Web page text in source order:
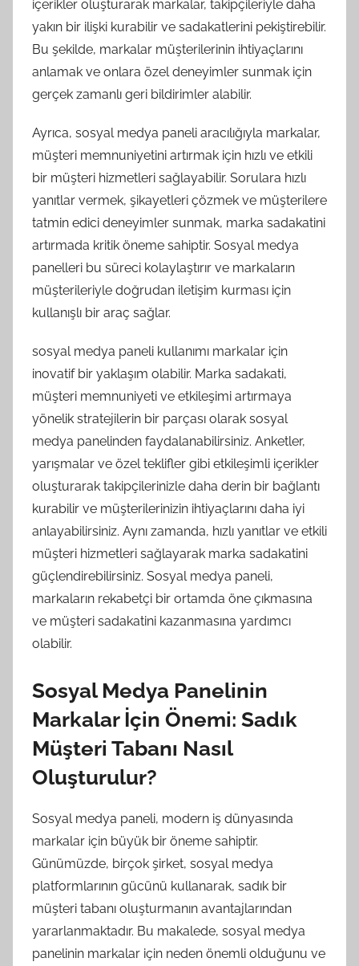
içerikler oluşturarak markalar, takipçileriyle daha
yakın bir ilişki kurabilir ve sadakatlerini pekiştirebilir.
Bu şekilde, markalar müşterilerinin ihtiyaçlarını
anlamak ve onlara özel deneyimler sunmak için
gerçek zamanlı geri bildirimler alabilir.
Ayrıca, sosyal medya paneli aracılığıyla markalar,
müşteri memnuniyetini artırmak için hızlı ve etkili
bir müşteri hizmetleri sağlayabilir. Sorulara hızlı
yanıtlar vermek, şikayetleri çözmek ve müşterilere
tatmin edici deneyimler sunmak, marka sadakatini
artırmada kritik öneme sahiptir. Sosyal medya
panelleri bu süreci kolaylaştırır ve markaların
müşterileriyle doğrudan iletişim kurması için
kullanışlı bir araç sağlar.
sosyal medya paneli kullanımı markalar için
inovatif bir yaklaşım olabilir. Marka sadakati,
müşteri memnuniyeti ve etkileşimi artırmaya
yönelik stratejilerin bir parçası olarak sosyal
medya panelinden faydalanabilirsiniz. Anketler,
yarışmalar ve özel teklifler gibi etkileşimli içerikler
oluşturarak takipçilerinizle daha derin bir bağlantı
kurabilir ve müşterilerinizin ihtiyaçlarını daha iyi
anlayabilirsiniz. Aynı zamanda, hızlı yanıtlar ve etkili
müşteri hizmetleri sağlayarak marka sadakatini
güçlendirebilirsiniz. Sosyal medya paneli,
markaların rekabetçi bir ortamda öne çıkmasına
ve müşteri sadakatini kazanmasına yardımcı
olabilir.
Sosyal Medya Panelinin
Markalar İçin Önemi: Sadık
Müşteri Tabanı Nasıl
Oluşturulur?
Sosyal medya paneli, modern iş dünyasında
markalar için büyük bir öneme sahiptir.
Günümüzde, birçok şirket, sosyal medya
platformlarının gücünü kullanarak, sadık bir
müşteri tabanı oluşturmanın avantajlarından
yararlanmaktadır. Bu makalede, sosyal medya
panelinin markalar için neden önemli olduğunu ve